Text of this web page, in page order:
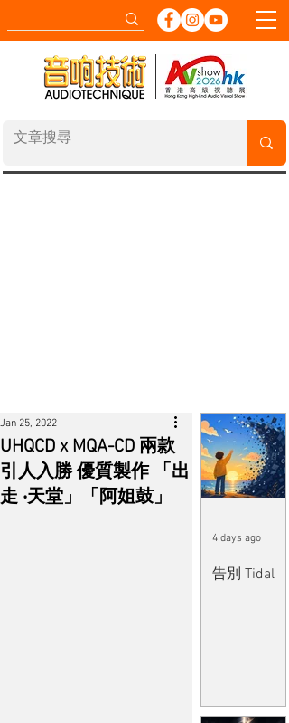
UHQCD x MQA-CD 兩款
引人入勝 優質製作 「出
走 ‧天堂」「阿姐鼓」
Jan 25, 2022
告別 Tidal
4 days ago